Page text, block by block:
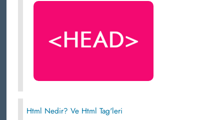
Html Nedir? Ve Html Tag'leri